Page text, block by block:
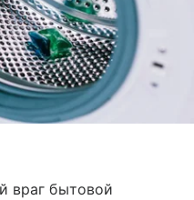
враг бытовой